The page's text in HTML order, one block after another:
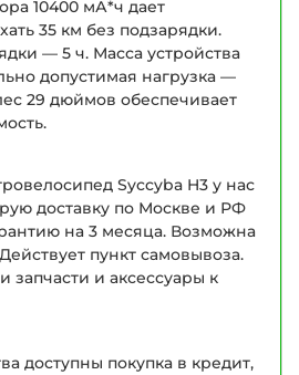
10400 мА*ч дает
35 км без подзарядки.
— 5 ч. Масса устройства
допустимая нагрузка —
29 дюймов обеспечивает
Syccyba H3 у нас
доставку по Москве и РФ
на 3 месяца. Возможна
пункт самовывоза.
запчасти и аксессуары к
доступны покупка в кредит,